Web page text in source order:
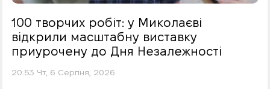
100 творчих робіт: у Миколаєві
відкрили масштабну виставку
приурочену до Дня Незалежності
20:53 Чт, 6 Серпня, 2026